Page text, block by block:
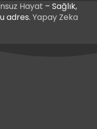
Hayat – Sağlık,
adres. Yapay Zeka